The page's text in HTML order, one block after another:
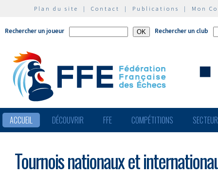
Plan du site | Contact | Publications | Mon
Rechercher un joueur Rechercher un club
ACCUEIL DÉCOUVRIR FFE COMPÉTITIONS
Tournois nationaux et